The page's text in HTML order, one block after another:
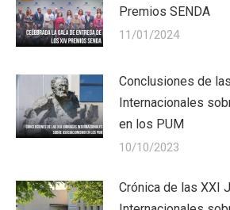
Premios SENDA
11/01/2024
Conclusiones de
Internacionales
en los PUM
10/10/2023
Crónica de las XXI